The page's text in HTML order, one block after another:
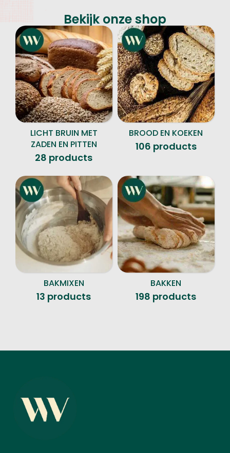
Bekijk onze shop
LICHT BRUIN MET
ZADEN EN PITTEN
28 products
BROOD EN KOEKEN
106 products
BAKMIXEN
13 products
BAKKEN
198 products